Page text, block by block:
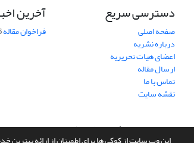
دسترسی سریع
صفحه اصلی
درباره نشریه
اعضای هیات تحریریه
ارسال مقاله
تماس با ما
نقشه سایت
آخرین
فراخوان مقاله
سامانه مدیریت نشریات علمی.طراحی و پیاده سازی از